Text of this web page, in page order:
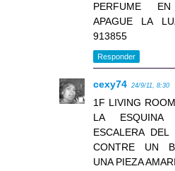
PERFUME
APAGUE LA
913855
Responder
cexy74 24/9/11, 8:30
1F LIVING
LA
ESCALERA
CONTRE UN
UNA PIEZA